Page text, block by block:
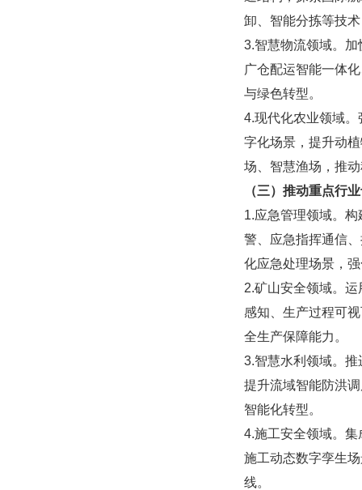
卸、智能分拣等技
3.智慧物流领域。
广仓配运智能一体
与绿色转型。
4.现代化农业领域
字化场景，提升动
场、智慧渔场，推
（三）推动重点行
1.应急管理领域。
警、应急指挥通信
化应急处理场景，
2.矿山安全领域。
感知、生产过程可
全生产保障能力。
3.智慧水利领域。推
提升流域智能防洪
智能化转型。
4.施工安全领域。
施工动态数字孪生
线。